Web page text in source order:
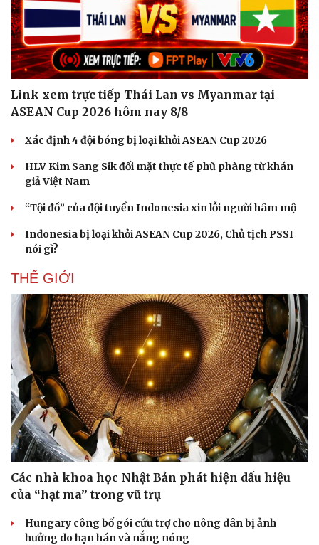
Du lịch
Tư vấn
Săn Tour
check-in
Podcast
Câu chuyện thời sự
Đọc truyện đêm khuya
Kể chuyện cho bé
Link xem trực tiếp Thái Lan vs Myanmar tại
ASEAN Cup 2026 hôm nay 8/8
Xác định 4 đội bóng bị loại khỏi ASEAN Cup 2026
HLV Kim Sang Sik đối mặt thực tế phũ phàng từ khán
giả Việt Nam
“Tội đồ” của đội tuyển Indonesia xin lỗi người hâm mộ
Indonesia bị loại khỏi ASEAN Cup 2026, Chủ tịch PSSI
nói gì?
THẾ GIỚI
Các nhà khoa học Nhật Bản phát hiện dấu hiệu
của “hạt ma” trong vũ trụ
Hungary công bố gói cứu trợ cho nông dân bị ảnh
hưởng do hạn hán và nắng nóng